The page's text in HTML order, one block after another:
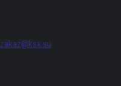
zakaz@ksx.su